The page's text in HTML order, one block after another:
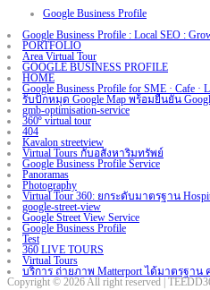
Google Business Profile
Google Business Profile : Local SEO :
PORTFOLIO
Area Virtual Tour
GOOGLE BUSINESS PROFILE
HOME
Google Business Profile for SME · Cafe ·
รับปักหมุด Google Map พร้อมยืนยัน
gmb-optimisation-service
360º virtual tour
404
Kavalon streetview
Virtual Tours กับอสังหาริมทรัพย์
Google Business Profile Service
Panoramas
Photography
Virtual Tour 360: ยกระดับมาตรฐาน
google-street-view
Google Street View Service
Google Business Profile
Test
360 LIVE TOURS
Virtual Tours
บริการ ถ่ายภาพ Matterport ได้มาตรฐาน
Copyright © 2026 All right reserved |